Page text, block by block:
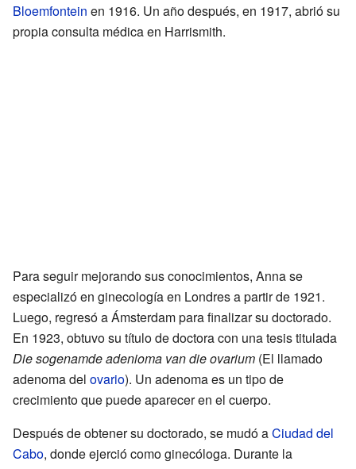
Bloemfontein en 1916. Un año después, en 1917, abrió su
propia consulta médica en Harrismith.
Para seguir mejorando sus conocimientos, Anna se
especializó en ginecología en Londres a partir de 1921.
Luego, regresó a Ámsterdam para finalizar su doctorado.
En 1923, obtuvo su título de doctora con una tesis titulada
Die sogenamde adenioma van die ovarium (El llamado
adenoma del ovario). Un adenoma es un tipo de
crecimiento que puede aparecer en el cuerpo.
Después de obtener su doctorado, se mudó aCiudad del
Cabo, donde ejerció como ginecóloga. Durante la